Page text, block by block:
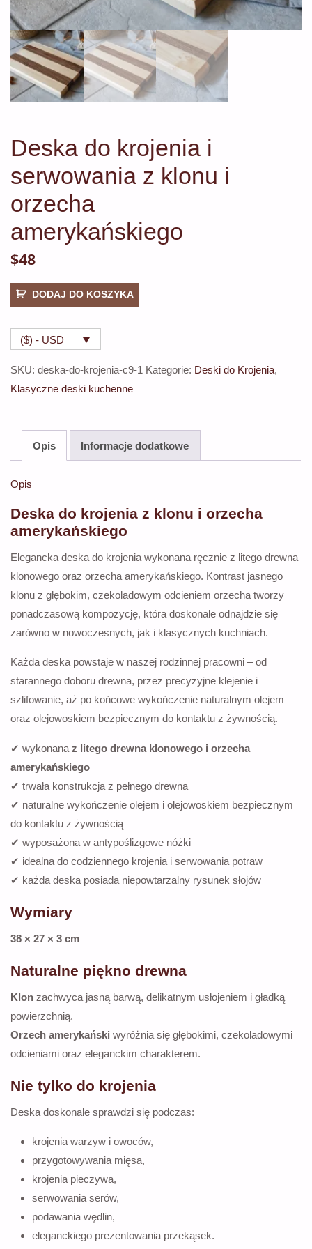
Deska do krojenia i
serwowania z klonu i
orzecha
amerykańskiego
$48
ilość
Deska
do
krojenia
i
serwowania
orzecha
amerykańskiego
DODAJ DO KOSZYKA
($) - USD
SKU:deska-do-krojenia-c9-1 Kategorie: Deski do Krojenia,
Klasyczne deski kuchenne
Opis Informacje dodatkowe
Opis
Deska do krojenia z klonu i orzecha
amerykańskiego
Elegancka deska do krojenia wykonana ręcznie z litego drewna
klonowego oraz orzecha amerykańskiego. Kontrast jasnego
klonu z głębokim, czekoladowym odcieniem orzecha tworzy
ponadczasową kompozycję, która doskonale odnajdzie się
zarówno w nowoczesnych, jak i klasycznych kuchniach.
Każda deska powstaje w naszej rodzinnej pracowni – od
starannego doboru drewna, przez precyzyjne klejenie i
szlifowanie, aż po końcowe wykończenie naturalnym olejem
oraz olejowoskiem bezpiecznym do kontaktu z żywnością.
✔ wykonanaz litego drewna klonowego i orzecha
amerykańskiego
✔ trwała konstrukcja z pełnego drewna
✔ naturalne wykończenie olejem i olejowoskiem bezpiecznym
do kontaktu z żywnością
✔ wyposażona w antypoślizgowe nóżki
✔ idealna do codziennego krojenia i serwowania potraw
✔ każda deska posiada niepowtarzalny rysunek słojów
Wymiary
38 × 27 × 3 cm
Naturalne piękno drewna
Klon zachwyca jasną barwą, delikatnym usłojeniem i gładką
powierzchnią.
Orzech amerykański wyróżnia się głębokimi, czekoladowymi
odcieniami oraz eleganckim charakterem.
Nie tylko do krojenia
Deska doskonale sprawdzi się podczas:
krojenia warzyw i owoców,
przygotowywania mięsa,
krojenia pieczywa,
serwowania serów,
podawania wędlin,
eleganckiego prezentowania przekąsek.